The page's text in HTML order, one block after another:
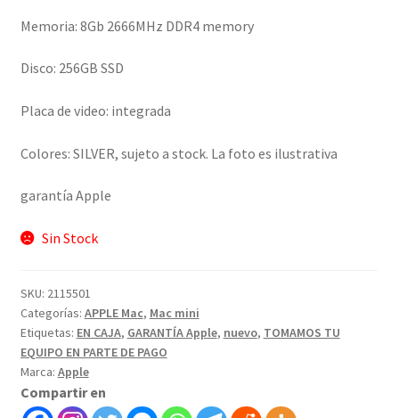
Memoria: 8Gb 2666MHz DDR4 memory
Disco: 256GB SSD
Placa de video: integrada
Colores: SILVER, sujeto a stock. La foto es ilustrativa
garantía Apple
Sin Stock
SKU: 2115501
Categorías: APPLE Mac, Mac mini
Etiquetas: EN CAJA, GARANTÍA Apple, nuevo, TOMAMOS TU
EQUIPO EN PARTE DE PAGO
Marca: Apple
Compartir en